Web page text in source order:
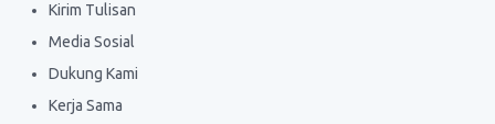
Kirim Tulisan
Media Sosial
Dukung Kami
Kerja Sama